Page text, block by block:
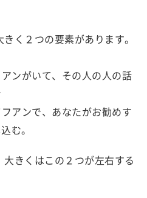
く２つの要素があります。
ンがいて、その人の人の話
アンで、あなたがお勧めす
む。
きくはこの２つが左右する